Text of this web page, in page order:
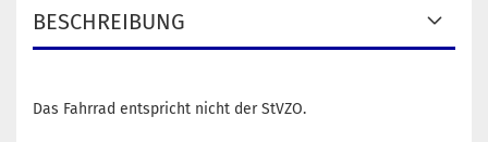
BESCHREIBUNG
Das Fahrrad entspricht nicht der StVZO.